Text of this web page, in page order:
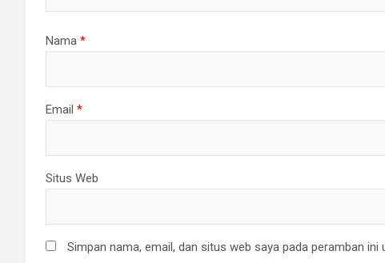
Nama *
Email *
Situs Web
Simpan nama, email, dan situs web saya pada peramban